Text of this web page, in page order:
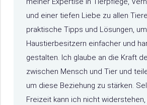
und einer tiefen Liebe zu allen
praktische Tipps und Lösungen,
Haustierbesitzern einfacher und
gestalten. Ich glaube an die Kraft
zwischen Mensch und Tier und
um diese Beziehung zu stärken.
Freizeit kann ich nicht